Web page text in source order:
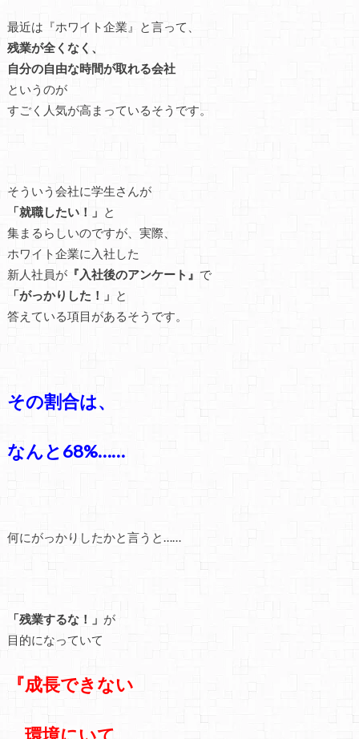
最近は『ホワイト企業』と言って、
残業が全くなく、
自分の自由な時間が取れる会社
というのが
すごく人気が高まっているそうです。
そういう会社に学生さんが
「就職したい！」 と
集まるらしいのですが、実際、
ホワイト企業に入社した
新人社員が『入社後のアンケート』 で
「がっかりした！」 と
答えている項目があるそうです。
その割合は、
なんと68%……
何にがっかりしたかと言うと……
「残業するな！」 が
目的になっていて
『成長できない
環境にいて、